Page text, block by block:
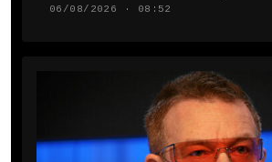
06/08/2026 · 08:52